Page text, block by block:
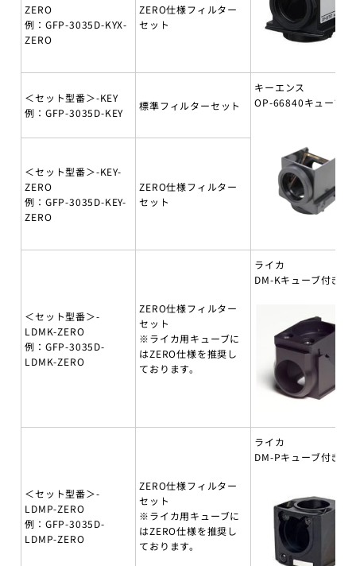
ZERO
例：GFP-3035D-KYX-
ZERO
ZERO仕様フィルター
セット
＜セット型番＞-KEY
例：GFP-3035D-KEY
標準フィルターセット
キーエンス
OP-66840キューブ付
＜セット型番＞-KEY-
ZERO
例：GFP-3035D-KEY-
ZERO
ZERO仕様フィルター
セット
＜セット型番＞-
LDMK-ZERO
例：GFP-3035D-
LDMK-ZERO
ZERO仕様フィルター
セット
※ライカ用キューブに
はZERO仕様を推奨し
ております。
ライカ
DM-Kキューブ付き
＜セット型番＞-
LDMP-ZERO
例：GFP-3035D-
LDMP-ZERO
ZERO仕様フィルター
セット
※ライカ用キューブに
はZERO仕様を推奨し
ております。
ライカ
DM-Pキューブ付き